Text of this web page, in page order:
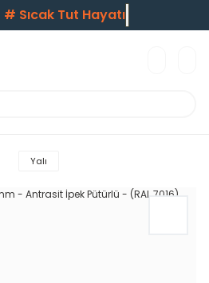
# Sıcak Tut Hayatı
Yalı